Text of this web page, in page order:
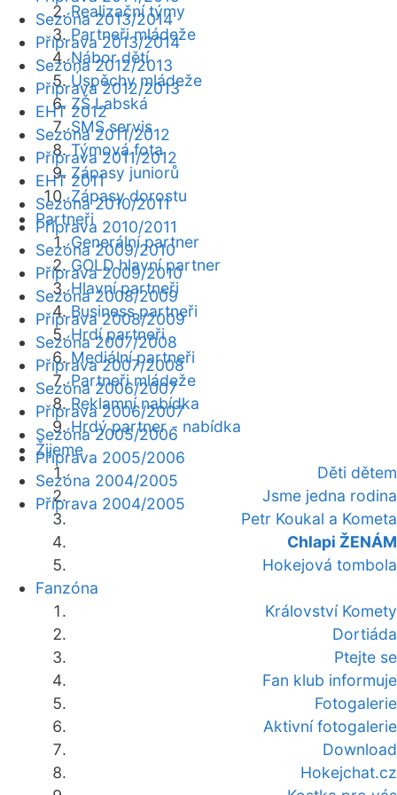
Realizační týmy
Partneři mládeže
Nábor dětí
Úspěchy mládeže
ZŠ Labská
SMS servis
Týmová fota
Zápasy juniorů
Zápasy dorostu
Partneři
Generální partner
GOLD hlavní partner
Hlavní partneři
Business partneři
Hrdí partneři
Mediální partneři
Partneři mládeže
Reklamní nabídka
Hrdý partner - nabídka
Žijeme
Děti dětem
Jsme jedna rodina
Petr Koukal a Kometa
Chlapi ŽENÁM
Hokejová tombola
Fanzóna
Království Komety
Dortiáda
Ptejte se
Fan klub informuje
Fotogalerie
Aktivní fotogalerie
Download
Hokejchat.cz
Sezóna 2013/2014
Příprava 2013/2014
Sezóna 2012/2013
Příprava 2012/2013
EHT 2012
Sezóna 2011/2012
Příprava 2011/2012
EHT 2011
Sezóna 2010/2011
Příprava 2010/2011
Sezóna 2009/2010
Příprava 2009/2010
Sezóna 2008/2009
Příprava 2008/2009
Sezóna 2007/2008
Příprava 2007/2008
Sezóna 2006/2007
Příprava 2006/2007
Sezóna 2005/2006
Příprava 2005/2006
Sezóna 2004/2005
Příprava 2004/2005